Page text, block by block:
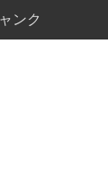
ンク